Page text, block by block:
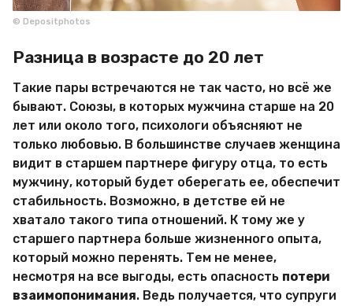
© Depositphotos
Разница в возрасте до 20 лет
Такие пары встречаются не так часто, но всё же
бывают. Союзы, в которых мужчина старше на 20
лет или около того, психологи объясняют не
только любовью. В большинстве случаев женщина
видит в старшем партнере фигуру отца, то есть
мужчину, который будет оберегать ее, обеспечит
стабильность. Возможно, в детстве ей не
хватало такого типа отношений. К тому же у
старшего партнера больше жизненного опыта,
который можно перенять. Тем не менее,
несмотря на все выгоды, есть опасность потери
взаимопонимания. Ведь получается, что супруги